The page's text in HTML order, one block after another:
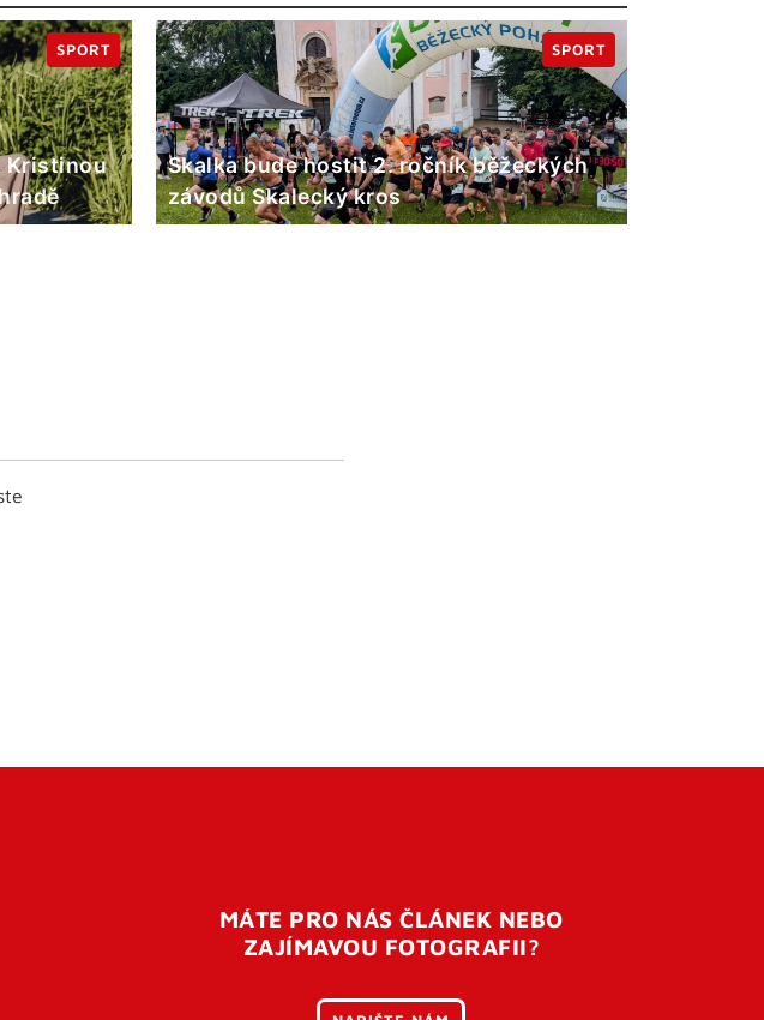
Kristinou
SPORT
Skalka bude hostit 2. ročník běžeckých
závodů Skalecký kros
SPORT
MÁTE PRO NÁS ČLÁNEK NEBO
ZAJÍMAVOU FOTOGRAFII?